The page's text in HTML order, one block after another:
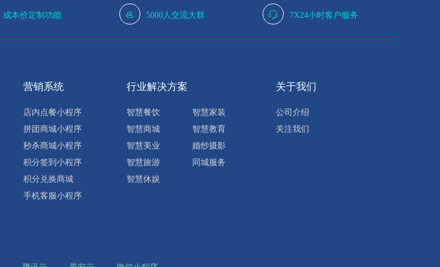
成本价定制功能 5000人交流大群 7X24小时客户服务
营销系统
店内点餐小程序
拼团商城小程序
秒杀商城小程序
积分签到小程序
积分兑换商城
手机客服小程序
行业解决方案
智慧餐饮
智慧家装
智慧商城
智慧教育
智慧美业
婚纱摄影
智慧旅游
同城服务
智慧休娱
关于我们
公司介绍
关注我们